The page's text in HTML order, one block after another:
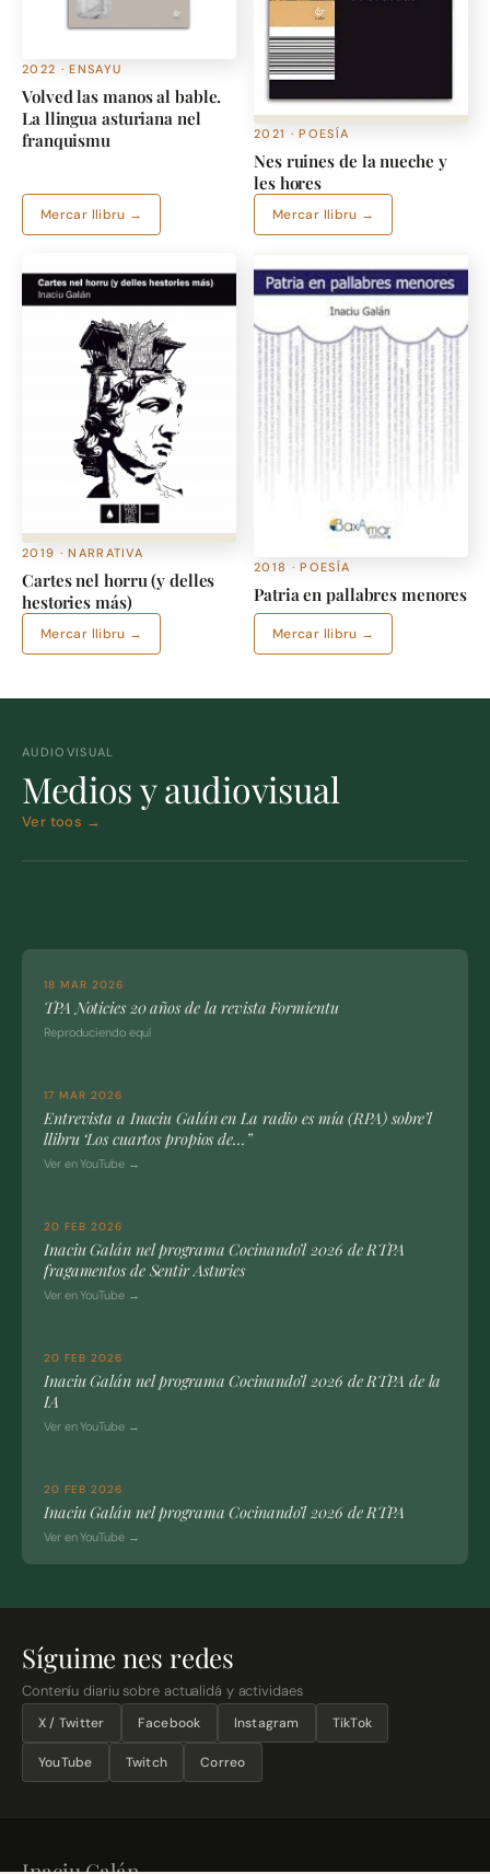
2022 · ENSAYU
Volved las manos al bable.
La llingua asturiana nel
franquismu
Mercar llibru →
2021 · POESÍA
Nes ruines de la nueche y
les hores
Mercar llibru →
2019 · NARRATIVA
Cartes nel horru (y delles
hestories más)
Mercar llibru →
2018 · POESÍA
Patria en pallabres menores
Mercar llibru →
AUDIOVISUAL
Medios y audiovisual
Ver toos →
18 MAR 2026
TPA Noticies 20 años de la revista Formientu
Reproduciendo equí
17 MAR 2026
Entrevista a Inaciu Galán en La radio es mía (RPA) sobre’l
llibru ‘Los cuartos propios de…”
Ver en YouTube →
20 FEB 2026
Inaciu Galán nel programa Cocinando’l 2026 de RTPA
fragamentos de Sentir Asturies
Ver en YouTube →
20 FEB 2026
Inaciu Galán nel programa Cocinando’l 2026 de RTPA de la
IA
Ver en YouTube →
20 FEB 2026
Inaciu Galán nel programa Cocinando’l 2026 de RTPA
Ver en YouTube →
Síguime nes redes
Conteníu diariu sobre actualidá y actividaes
X / Twitter Facebook Instagram TikTok
YouTube Twitch Correo